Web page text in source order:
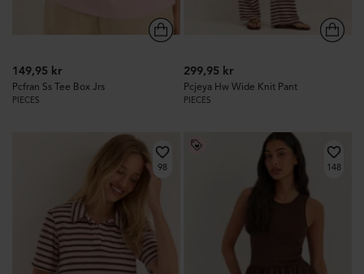
149,95 kr
Pcfran Ss Tee Box Jrs
PIECES
299,95 kr
Pcjeya Hw Wide Knit Pant
PIECES
98 148